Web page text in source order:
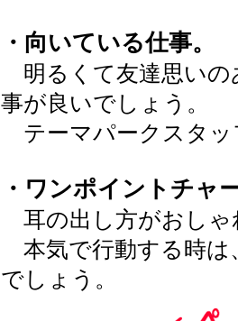
・向いている仕事。
明るくて友達思いの
事が良いでしょう。
テーマパークスタッ
・ワンポイントチャ
耳の出し方がおしゃ
本気で行動する時は
でしょう。